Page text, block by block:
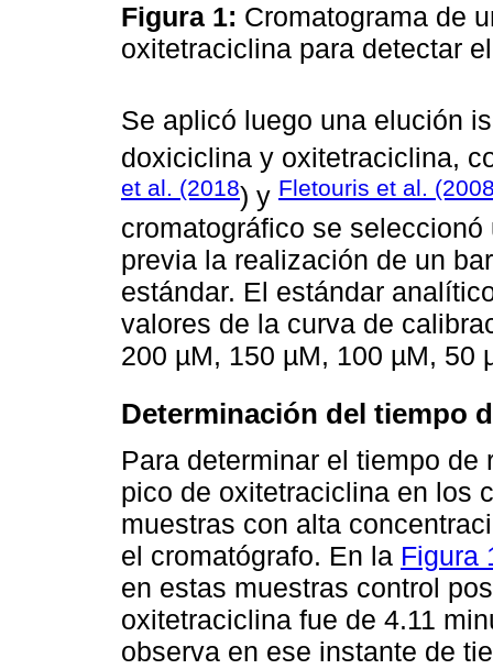
Figura 1: Cromatograma de
oxitetraciclina para detectar
Se aplicó luego una elución
doxiciclina y oxitetraciclina,
et al. (2018) y Fletouris et al.
cromatográfico se
previa la realización de un
estándar. El estándar
valores de la curva de
200 µM, 150 µM, 100 µM, 50
Determinación del tiempo
Para determinar el tiempo
pico de oxitetraciclina en los
muestras con alta
el cromatógrafo. En la Figura
en estas muestras control
oxitetraciclina fue de 4.11
observa en ese instante de